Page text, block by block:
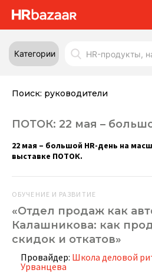
Категории
Поиск: руководители
ПОТОК: 22 мая –
22 мая – большой HR-день на
выставке ПОТОК.
ОБУЧЕНИЕ И РАЗВИТИЕ
«Отдел продаж как
Калашникова: как
скидок и откатов»
Провайдер: Школа деловой
Урванцева